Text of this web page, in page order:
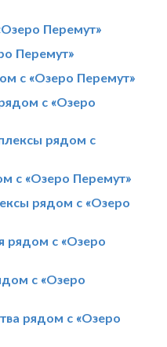
Перемут»
Перемут»
с «Озеро Перемут»
с «Озеро
рядом с
с «Озеро Перемут»
рядом с «Озеро
рядом с «Озеро
с «Озеро
рядом с «Озеро